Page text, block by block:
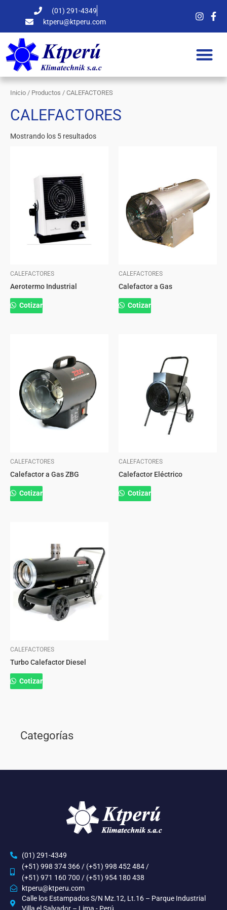
contenido
(01) 291-4349
ktperu@ktperu.com
Inicio / Productos / CALEFACTORES
CALEFACTORES
Mostrando los 5 resultados
CALEFACTORES
Aerotermo Industrial
Cotizar
CALEFACTORES
Calefactor a Gas
Cotizar
CALEFACTORES
Calefactor a Gas ZBG
Cotizar
CALEFACTORES
Calefactor Eléctrico
Cotizar
CALEFACTORES
Turbo Calefactor Diesel
Cotizar
Categorías
(01) 291-4349
(+51) 998 374 366 / (+51) 998 452 484 /
(+51) 971 160 700 / (+51) 954 180 438
ktperu@ktperu.com
Calle los Estampados S/N Mz.12, Lt.16 – Parque Industrial